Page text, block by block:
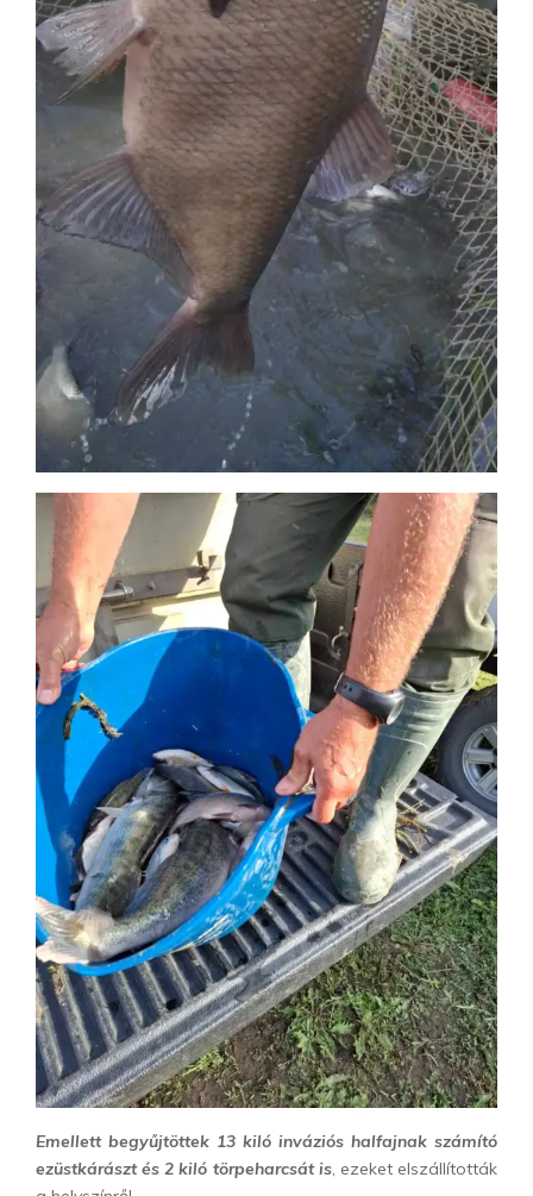
Emellett begyűjtöttek 13 kiló inváziós halfajnak számító
ezüstkárászt és 2 kiló törpeharcsát is, ezeket elszállították